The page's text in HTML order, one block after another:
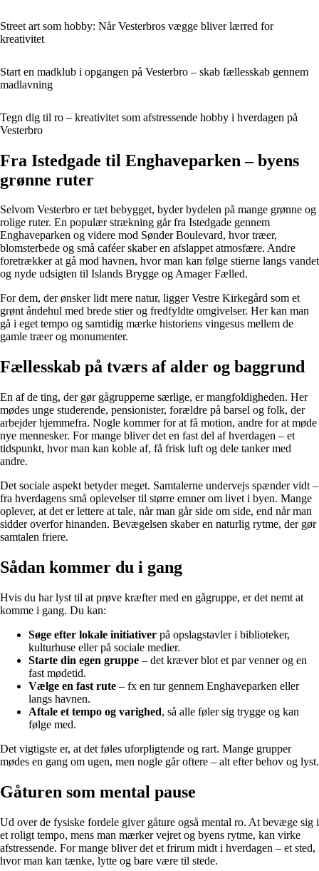
Street art som hobby: Når Vesterbros vægge bliver lærred for
kreativitet
Start en madklub i opgangen på Vesterbro – skab fællesskab gennem
madlavning
Tegn dig til ro – kreativitet som afstressende hobby i hverdagen på
Vesterbro
Fra Istedgade til Enghaveparken – byens
grønne ruter
Selvom Vesterbro er tæt bebygget, byder bydelen på mange grønne og
rolige ruter. En populær strækning går fra Istedgade gennem
Enghaveparken og videre mod Sønder Boulevard, hvor træer,
blomsterbede og små caféer skaber en afslappet atmosfære. Andre
foretrækker at gå mod havnen, hvor man kan følge stierne langs vandet
og nyde udsigten til Islands Brygge og Amager Fælled.
For dem, der ønsker lidt mere natur, ligger Vestre Kirkegård som et
grønt åndehul med brede stier og fredfyldte omgivelser. Her kan man
gå i eget tempo og samtidig mærke historiens vingesus mellem de
gamle træer og monumenter.
Fællesskab på tværs af alder og baggrund
En af de ting, der gør gågrupperne særlige, er mangfoldigheden. Her
mødes unge studerende, pensionister, forældre på barsel og folk, der
arbejder hjemmefra. Nogle kommer for at få motion, andre for at møde
nye mennesker. For mange bliver det en fast del af hverdagen – et
tidspunkt, hvor man kan koble af, få frisk luft og dele tanker med
andre.
Det sociale aspekt betyder meget. Samtalerne undervejs spænder vidt –
fra hverdagens små oplevelser til større emner om livet i byen. Mange
oplever, at det er lettere at tale, når man går side om side, end når man
sidder overfor hinanden. Bevægelsen skaber en naturlig rytme, der gør
samtalen friere.
Sådan kommer du i gang
Hvis du har lyst til at prøve kræfter med en gågruppe, er det nemt at
komme i gang. Du kan:
Søge efter lokale initiativer på opslagstavler i biblioteker,
kulturhuse eller på sociale medier.
Starte din egen gruppe – det kræver blot et par venner og en
fast mødetid.
Vælge en fast rute – fx en tur gennem Enghaveparken eller
langs havnen.
Aftale et tempo og varighed, så alle føler sig trygge og kan
følge med.
Det vigtigste er, at det føles uforpligtende og rart. Mange grupper
mødes en gang om ugen, men nogle går oftere – alt efter behov og lyst.
Gåturen som mental pause
Ud over de fysiske fordele giver gåture også mental ro. At bevæge sig i
et roligt tempo, mens man mærker vejret og byens rytme, kan virke
afstressende. For mange bliver det et frirum midt i hverdagen – et sted,
hvor man kan tænke, lytte og bare være til stede.